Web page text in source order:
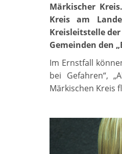
Märkischer
Kreis am
Kreisleitstelle
Gemeinden den
Im Ernstfall
bei Gefahren“,
Märkischen Kreis